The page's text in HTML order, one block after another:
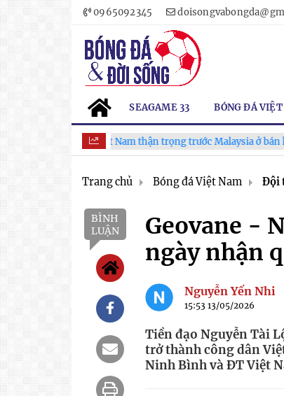
0965092345
SEAGAME 33 BÓNG ĐÁ
ĐT Việt Nam thận trọng trước Malaysia ở bán kết
Trang chủ Bóng đá Việt Nam Đội
BÌNH
LUẬN
Geovane -
ngày nhận
Nguyễn Yến Nhi
15:53 13/05/2026
Tiền đạo Nguyễn Tài
trở thành công dân
Ninh Bình và ĐT Việt